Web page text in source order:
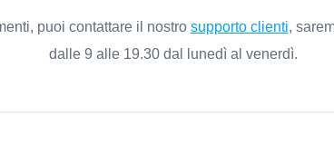
puoi contattare il nostro supporto clienti,
dalle 9 alle 19.30 dal lunedì al venerdì.